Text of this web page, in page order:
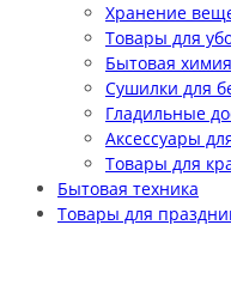
Хранение
Товары для
Бытовая химия
Сушилки для
Гладильные
Аксессуары
Товары для
Бытовая техника
Товары для